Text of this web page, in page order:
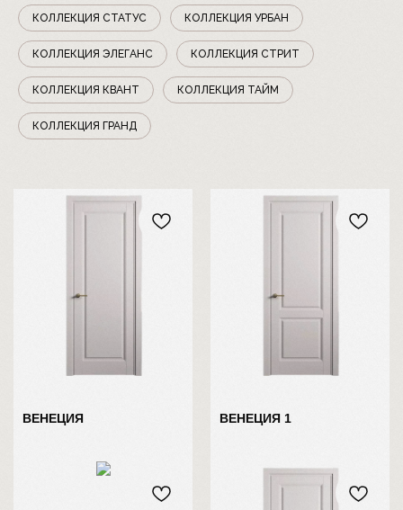
КОЛЛЕКЦИЯ СТАТУС КОЛЛЕКЦИЯ УРБАН
КОЛЛЕКЦИЯ ЭЛЕГАНС КОЛЛЕКЦИЯ СТРИТ
КОЛЛЕКЦИЯ КВАНТ КОЛЛЕКЦИЯ ТАЙМ
КОЛЛЕКЦИЯ ГРАНД
ВЕНЕЦИЯ ВЕНЕЦИЯ 1